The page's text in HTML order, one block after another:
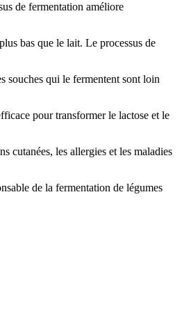
de fermentation améliore
bas que le lait. Le processus de
souches qui le fermentent sont loin
pour transformer le lactose et le
cutanées, les allergies et les maladies
de la fermentation de légumes